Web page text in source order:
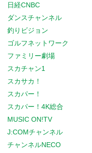
日経CNBC
ダンスチャンネル
釣りビジョン
ゴルフネットワーク
ファミリー劇場
スカチャン1
スカサカ！
スカパー！
スカパー！4K総合
MUSIC ON!TV
J:COMチャンネル
チャンネルNECO